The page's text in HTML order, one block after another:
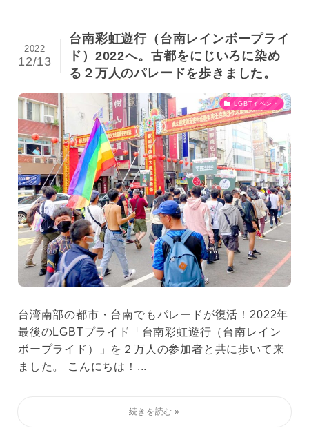
台南彩虹遊行（台南レインボープライ
ド）2022へ。古都をにじいろに染め
る２万人のパレードを歩きました。
2022
12/13
LGBTイベント
台湾南部の都市・台南でもパレードが復活！2022年
最後のLGBTプライド「台南彩虹遊行（台南レイン
ボープライド）」を２万人の参加者と共に歩いて来
ました。 こんにちは！...